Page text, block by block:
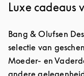
Luxe cadeaus
Bang & Olufsen
selectie van
Moeder- en
andere